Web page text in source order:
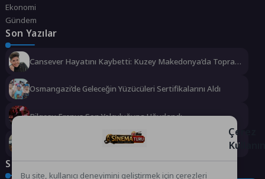
Ekonomi
Gündem
Son Yazılar
Cansever Hayatını Kaybetti: Kuzey Makedonya’da Toprağa
Osmangazi’de Geleceğin Yüzücüleri Sertifikalarını Aldı
Bilgesu Erenus Son Yolculuğuna Uğurlandı
Urla Belediyesi’nden ücretsiz üniversite tercih danışmanlığı
Sosyal Medya
Çerez
Bu site, kullanıcı deneyimini geliştirmek için çerezleri